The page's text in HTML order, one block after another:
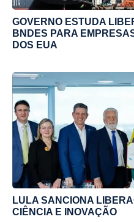
GOVERNO ESTUDA
BNDES PARA
DOS EUA
LULA SANCIONA
CIÊNCIA E INOVAÇÃO